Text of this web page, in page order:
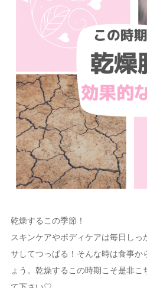
乾燥するこの季節！
スキンケアやボディケアは毎日しっ
サしてつっぱる！そんな時は食事か
ょう。乾燥するこの時期こそ是非